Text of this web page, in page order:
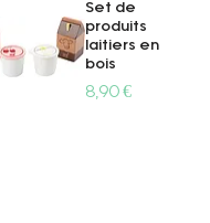
Set de
produits
laitiers en
bois
Prix
8,90 €